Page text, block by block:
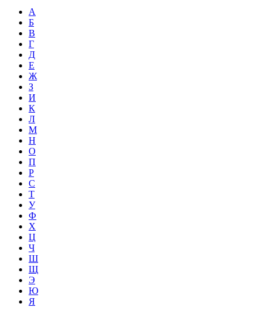
А
Б
В
Г
Д
Е
Ж
З
И
К
Л
М
Н
О
П
Р
С
Т
У
Ф
Х
Ц
Ч
Ш
Щ
Э
Ю
Я